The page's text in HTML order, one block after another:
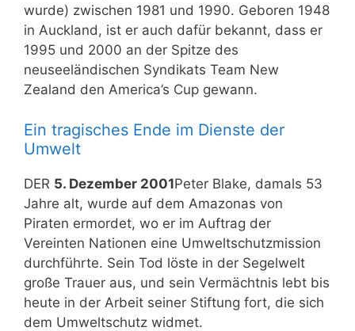
wurde) zwischen 1981 und 1990. Geboren 1948
in Auckland, ist er auch dafür bekannt, dass er
1995 und 2000 an der Spitze des
neuseeländischen Syndikats Team New
Zealand den America’s Cup gewann.
Ein tragisches Ende im Dienste der
Umwelt
DER 5. Dezember 2001Peter Blake, damals 53
Jahre alt, wurde auf dem Amazonas von
Piraten ermordet, wo er im Auftrag der
Vereinten Nationen eine Umweltschutzmission
durchführte. Sein Tod löste in der Segelwelt
große Trauer aus, und sein Vermächtnis lebt bis
heute in der Arbeit seiner Stiftung fort, die sich
dem Umweltschutz widmet.